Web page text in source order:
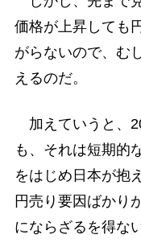
価格が上昇しても
がらないので、む
えるのだ。
加えていうと、
も、それは短期的
をはじめ日本が抱
円売り要因ばかり
にならざるを得ない